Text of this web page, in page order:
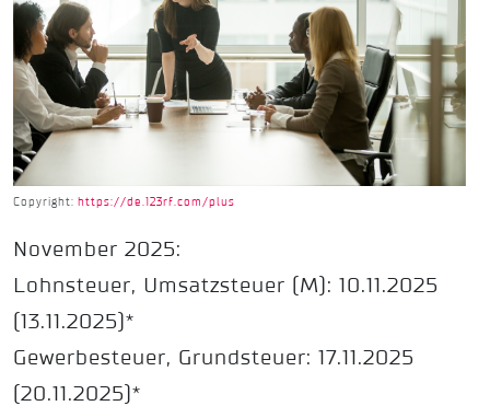
Copyright: https://de.123rf.com/plus
November 2025:
Lohnsteuer, Umsatzsteuer (M): 10.11.2025
(13.11.2025)*
Gewerbesteuer, Grundsteuer: 17.11.2025
(20.11.2025)*